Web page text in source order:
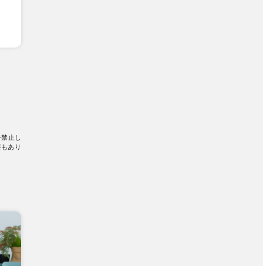
止し
あり